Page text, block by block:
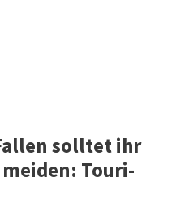
solltet ihr
Touri-